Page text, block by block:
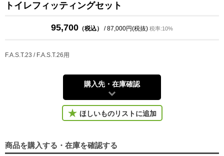
トイレフィッティングセット
95,700 （税込） / 87,000円(税抜) 税率:10%
F.A.S.T.23 / F.A.S.T.26用
購入先・在庫確認
ほしいものリストに追加
商品を購入する・在庫を確認する